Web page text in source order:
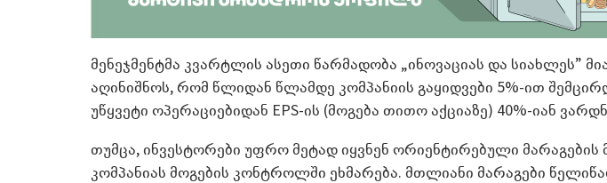
მენეჯმენტმა კვარტლის ასეთი წარმადობა „ინოვაციას და სიახლეს”
აღინიშნოს, რომ წლიდან წლამდე კომპანიის გაყიდვები 5%-ით
უწყვეტი ოპერაციებიდან EPS-ის (მოგება თითო აქციაზე) 40%-იან
თუმცა, ინვესტორები უფრო მეტად იყვნენ ორიენტირებული მარაგების
კომპანიას მოგების კონტროლში ეხმარება. მთლიანი მარაგები